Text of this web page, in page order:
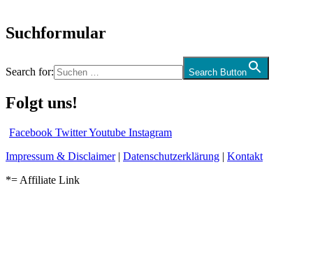
Suchformular
Search for: Search Button
Folgt uns!
Facebook TwitterYoutube Instagram
Impressum & Disclaimer| Datenschutzerklärung | Kontakt
*= Affiliate Link